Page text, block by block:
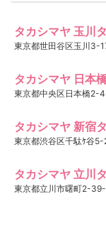
タカシマヤ 玉川
東京都世田谷区玉川3-
タカシマヤ 日本
東京都中央区日本橋2-
タカシマヤ 新宿
東京都渋谷区千駄ｹ谷
タカシマヤ 立川
東京都立川市曙町2-